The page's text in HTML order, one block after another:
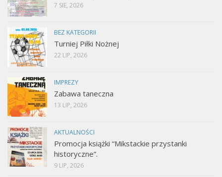
7 SIE, 2026
BEZ KATEGORII
Turniej Piłki Nożnej
22 LIP, 2026
IMPREZY
Zabawa taneczna
13 LIP, 2026
AKTUALNOŚCI
Promocja książki “Mikstackie przystanki
historyczne”.
9 LIP, 2026